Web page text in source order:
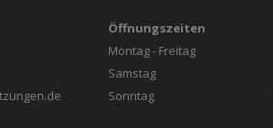
Öffnungszeiten
Montag - Freitag
Samstag
Sonntag